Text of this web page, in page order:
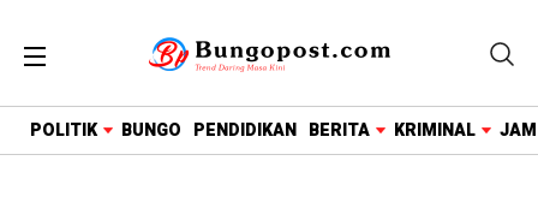
f08c47fec0942fa0
POLITIK BUNGO PENDIDIKAN BERITA KRIMINAL